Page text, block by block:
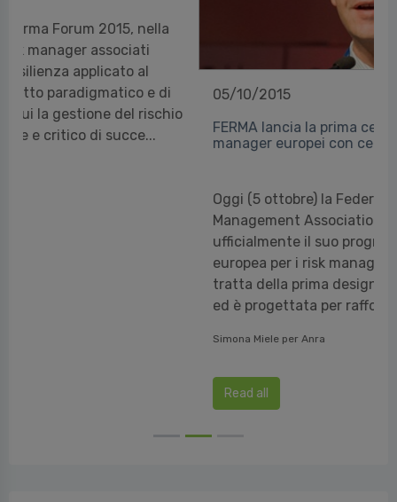
05/10/2015
FERMA lancia la prima certificazione per risk
manager europei con cerimonia di premiazione
Oggi (5 ottobre) la Federation of European Risk
Management Associations (FERMA) ha lanciato
ufficialmente il suo programma di certificazione
europea per i risk manager professionali. Si
tratta della prima designazione di questo tipo
ed è progettata per rafforzare la posizione de...